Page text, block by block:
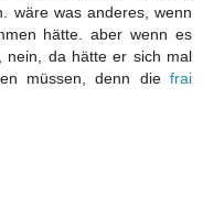
wäre was anderes, wenn
hätte. aber wenn es
nein, da hätte er sich mal
müssen, denn die frai